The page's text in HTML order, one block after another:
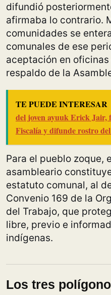
difundió
afirmaba lo contrario.
comunidades se
comunales de ese
aceptación en
respaldo de la
TE PUEDE INTERESAR
del joven ayuuk Erick Jair,
Fiscalía y difunde rostro
Para el pueblo zoque,
asambleario
estatuto comunal, al
Convenio 169 de la
del Trabajo, que
libre, previo e
indígenas.
Los tres